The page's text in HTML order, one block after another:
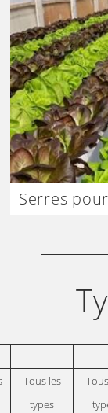
Serres
Tous les
types